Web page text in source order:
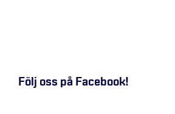
Följ oss på Facebook!